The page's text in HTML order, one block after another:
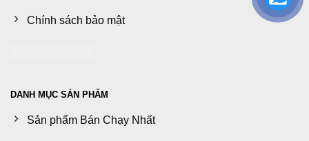
Chính sách bảo mật
DANH MỤC SẢN PHẨM
Sản phẩm Bán Chạy Nhất